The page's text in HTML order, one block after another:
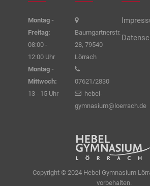
Montag -
Freitag:
08:00 -
12:00 Uhr
Montag -
Mittwoch:
13 - 15 Uhr
Baumgartnerstr.
28, 79540
Lörrach
07621/2830
hebel-
gymnasium@loerrach.de
Copyright © 2024 Hebel Gymnasium
vorbehalten.